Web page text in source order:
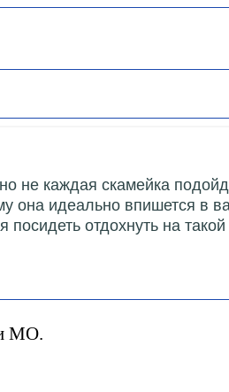
не каждая скамейка
она идеально впишется в
отдохнуть на
МО.